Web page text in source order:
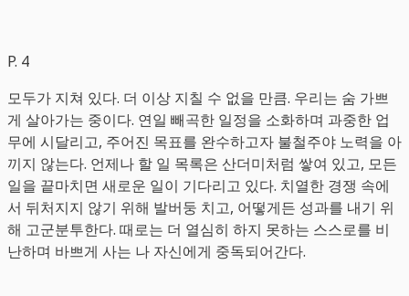
P. 4
모두가 지쳐 있다. 더 이상 지칠 수 없을 만큼. 우리는 숨 가쁘
게 살아가는 중이다. 연일 빼곡한 일정을 소화하며 과중한 업
무에 시달리고, 주어진 목표를 완수하고자 불철주야 노력을 아
끼지 않는다. 언제나 할 일 목록은 산더미처럼 쌓여 있고, 모든
일을 끝마치면 새로운 일이 기다리고 있다. 치열한 경쟁 속에
서 뒤처지지 않기 위해 발버둥 치고, 어떻게든 성과를 내기 위
해 고군분투한다. 때로는 더 열심히 하지 못하는 스스로를 비
난하며 바쁘게 사는 나 자신에게 중독되어간다.